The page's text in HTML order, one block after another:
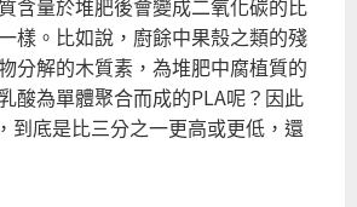
含量於堆肥後會變成二氧化碳的比
樣。比如說，廚餘中果殼之類的殘
分解的木質素，為堆肥中腐植質的
酸為單體聚合而成的PLA呢？因此
到底是比三分之一更高或更低，還